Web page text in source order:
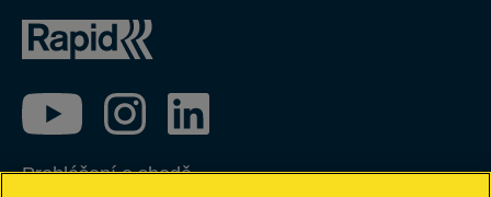
Prohlášení o shodě